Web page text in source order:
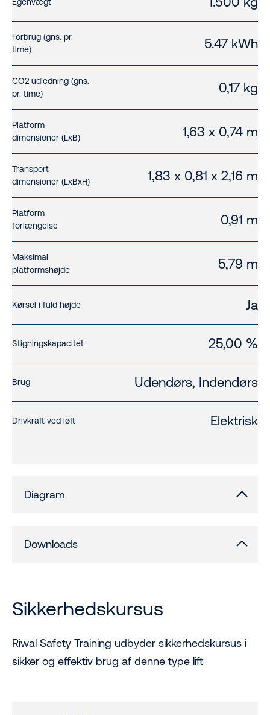
Egenvægt
Forbrug (gns. pr.
time)
5.47 kWh
CO2 udledning (gns.
pr. time)
0,17 kg
Platform
dimensioner (LxB)
1,63 x 0,74 m
Transport
dimensioner (LxBxH)
1,83 x 0,81 x 2,16 m
Platform
forlængelse
0,91 m
Maksimal
platformshøjde
5,79 m
Kørsel i fuld højde Ja
Stigningskapacitet 25,00 %
Brug Udendørs, Indendørs
Drivkraft ved løft Elektrisk
Diagram
Downloads
Sikkerhedskursus
Riwal Safety Training udbyder sikkerhedskursus i
sikker og effektiv brug af denne type lift